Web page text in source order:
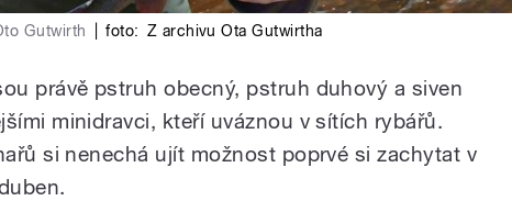
Gutwirth foto: Z archivu Ota Gutwirtha
právě pstruh obecný, pstruh duhový a siven
minidravci, kteří uváznou v sítích rybářů.
si nenechá ujít možnost poprvé si zachytat v